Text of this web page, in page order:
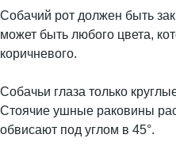
Собачий рот должен быть
может быть любого цвета,
коричневого.
Собачьи глаза только
Стоячие ушные раковины
обвисают под углом в 45°.